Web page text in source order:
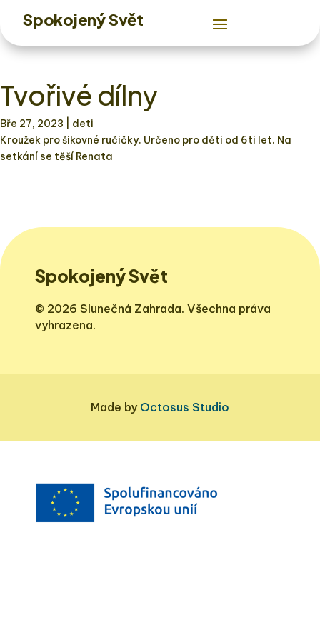
Spokojený Svět
Tvořivé dílny
Bře 27, 2023 | deti
Kroužek pro šikovné ručičky. Určeno pro děti od 6ti let. Na
setkání se těší Renata
Spokojený Svět
© 2026 Slunečná Zahrada. Všechna práva
vyhrazena.
Made by Octosus Studio